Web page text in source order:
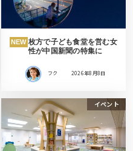
NEW 枚方で子ども食堂を営む女
性が中国新聞の特集に
フク 2026年8月8日
イベント